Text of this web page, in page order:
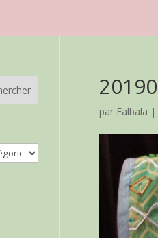
par Falbala |